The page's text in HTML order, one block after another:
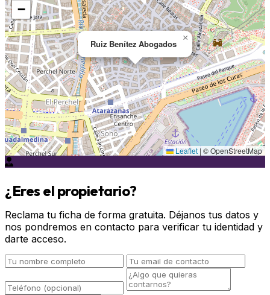
Ruiz Benítez Abogados
×
−
Leaflet | © OpenStreetMap
¿Eres el propietario?
Reclama tu ficha de forma gratuita. Déjanos tus datos y
nos pondremos en contacto para verificar tu identidad y
darte acceso.